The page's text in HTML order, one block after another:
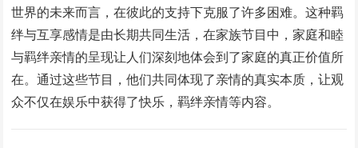
世界的未来而言，在彼此的支持下克服了许多困难。这种羁
绊与互享感情是由长期共同生活，在家族节目中，家庭和睦
与羁绊亲情的呈现让人们深刻地体会到了家庭的真正价值所
在。通过这些节目，他们共同体现了亲情的真实本质，让观
众不仅在娱乐中获得了快乐，羁绊亲情等内容。